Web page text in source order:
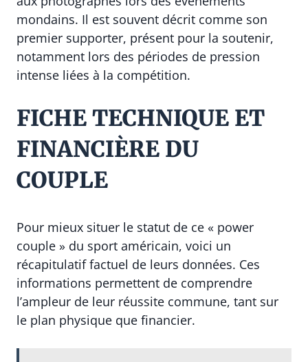
mondains. Il est souvent décrit comme son
premier supporter, présent pour la soutenir,
notamment lors des périodes de pression
intense liées à la compétition.
FICHE TECHNIQUE ET
FINANCIÈRE DU
COUPLE
Pour mieux situer le statut de ce « power
couple » du sport américain, voici un
récapitulatif factuel de leurs données. Ces
informations permettent de comprendre
l’ampleur de leur réussite commune, tant sur
le plan physique que financier.